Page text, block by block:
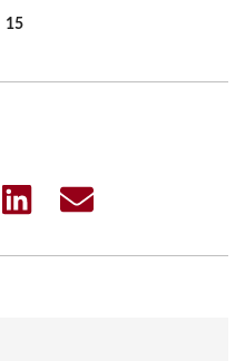
15
Share
Share